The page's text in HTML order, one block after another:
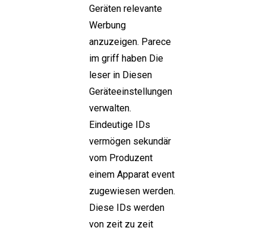
Geräten relevante
Werbung
anzuzeigen. Parece
im griff haben Die
leser in Diesen
Geräteeinstellungen
verwalten.
Eindeutige IDs
vermögen sekundär
vom Produzent
einem Apparat event
zugewiesen werden.
Diese IDs werden
von zeit zu zeit